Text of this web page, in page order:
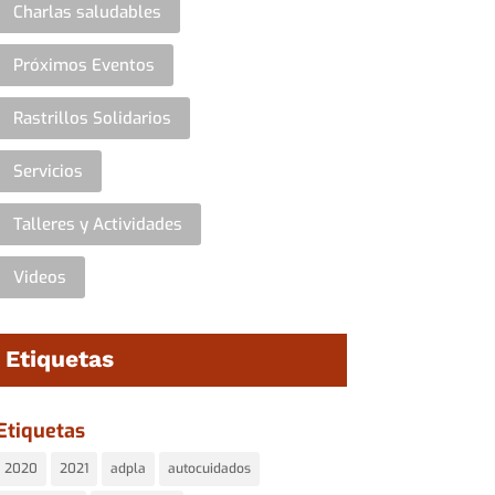
Charlas saludables
Próximos Eventos
Rastrillos Solidarios
Servicios
Talleres y Actividades
Videos
Etiquetas
2020 2021 adpla autocuidados